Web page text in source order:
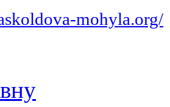
mohyla.org/